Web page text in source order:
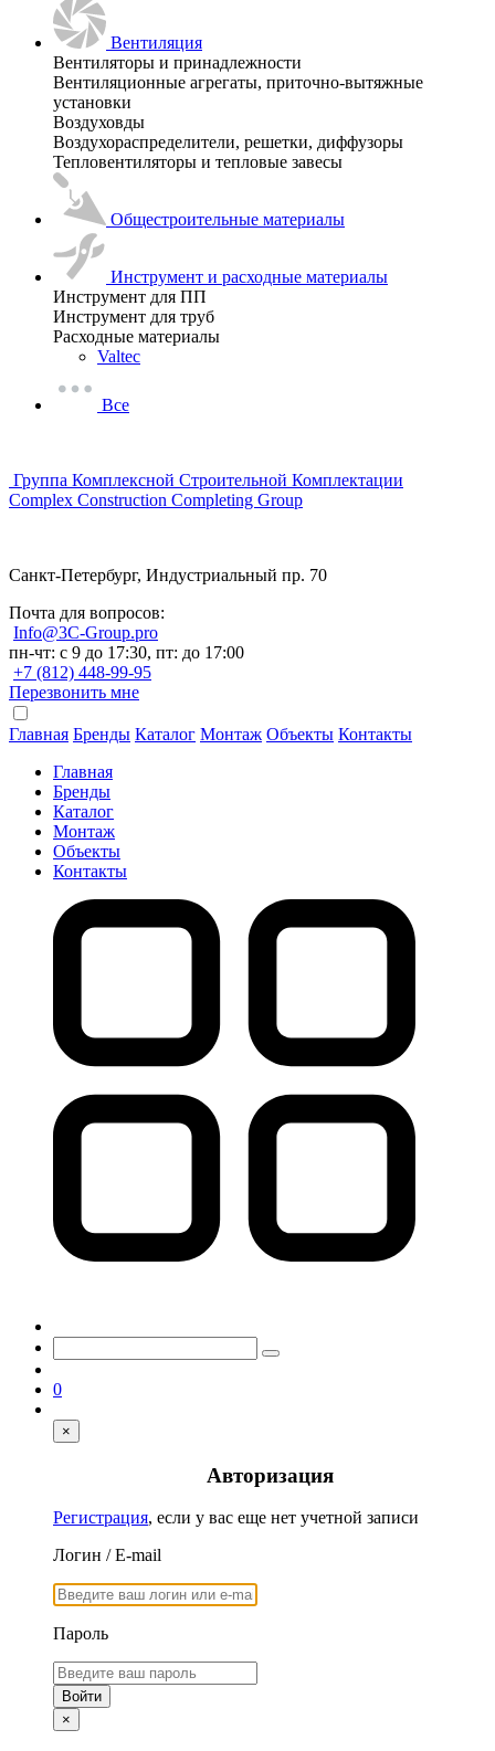
Вентиляция
Вентиляторы и принадлежности
Вентиляционные агрегаты, приточно-вытяжные
установки
Воздуховды
Воздухораспределители, решетки, диффузоры
Тепловентиляторы и тепловые завесы
Общестроительные материалы
Инструмент и расходные материалы
Инструмент для ПП
Инструмент для труб
Расходные материалы
Valtec
Все
Группа Комплексной Строительной Комплектации
Complex Construction Completing Group
Санкт-Петербург, Индустриальный пр. 70
Почта для вопросов:
Info@3C-Group.pro
пн-чт: с 9 до 17:30, пт: до 17:00
+7 (812) 448-99-95
Перезвонить мне
Главная Бренды Каталог Монтаж Объекты Контакты
Главная
Бренды
Каталог
Монтаж
Объекты
Контакты
0
×
Авторизация
Регистрация, если у вас еще нет учетной записи
Логин / E-mail
Пароль
×